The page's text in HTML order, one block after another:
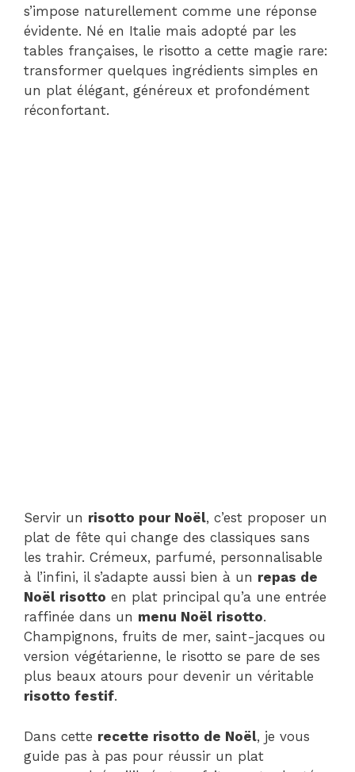
s’impose naturellement comme une réponse
évidente. Né en Italie mais adopté par les
tables françaises, le risotto a cette magie rare:
transformer quelques ingrédients simples en
un plat élégant, généreux et profondément
réconfortant.
Servir un risotto pour Noël, c’est proposer un
plat de fête qui change des classiques sans
les trahir. Crémeux, parfumé, personnalisable
à l’infini, il s’adapte aussi bien à un repas de
Noël risotto en plat principal qu’a une entrée
raffinée dans un menu Noël risotto.
Champignons, fruits de mer, saint-jacques ou
version végétarienne, le risotto se pare de ses
plus beaux atours pour devenir un véritable
risotto festif.
Dans cette recette risotto de Noël, je vous
guide pas à pas pour réussir un plat